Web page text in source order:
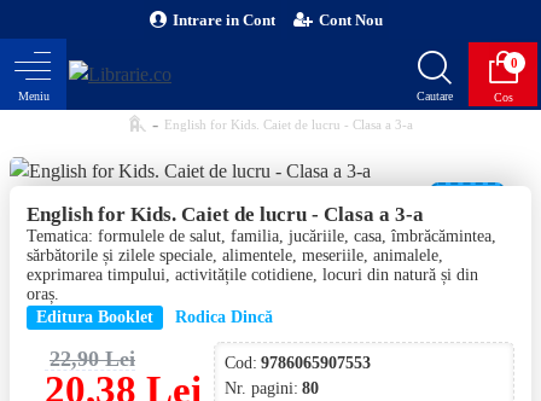
Intrare in Cont Cont Nou
0
English for Kids. Caiet de lucru - Clasa a 3-a
English for Kids. Caiet de lucru - Clasa a 3-a
Tematica: formulele de salut, familia, jucăriile, casa, îmbrăcămintea,
sărbătorile și zilele speciale, alimentele, meseriile, animalele,
exprimarea timpului, activitățile cotidiene, locuri din natură și din
oraș.
Editura Booklet
Rodica Dincă
20,38 Lei
22,90 Lei Cod: 9786065907553
Nr. pagini: 80